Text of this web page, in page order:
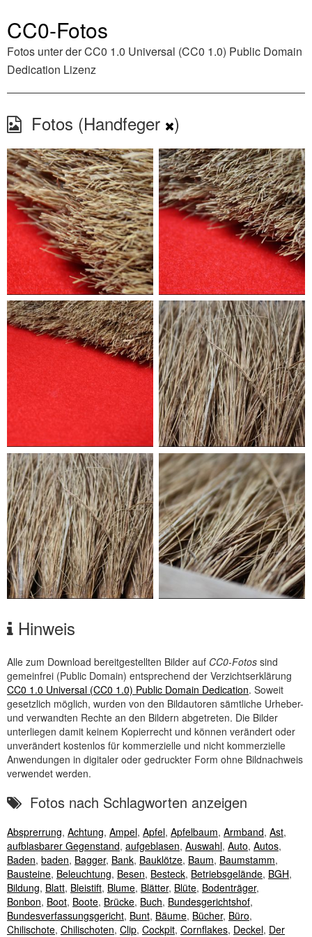
CC0-Fotos
Fotos unter derCC0 1.0 Universal (CC0 1.0) Public Domain
Dedication Lizenz
Fotos (Handfeger )
Hinweis
Alle zum Download bereitgestellten Bilder auf CC0-Fotos sind
gemeinfrei (Public Domain) entsprechend der Verzichtserklärung
CC0 1.0 Universal (CC0 1.0) Public Domain Dedication. Soweit
gesetzlich möglich, wurden von den Bildautoren sämtliche Urheber-
und verwandten Rechte an den Bildern abgetreten. Die Bilder
unterliegen damit keinem Kopierrecht und können verändert oder
unverändert kostenlos für kommerzielle und nicht kommerzielle
Anwendungen in digitaler oder gedruckter Form ohne Bildnachweis
verwendet werden.
Fotos nach Schlagworten anzeigen
Absprerrung, Achtung, Ampel, Apfel, Apfelbaum, Armband, Ast,
aufblasbarer Gegenstand, aufgeblasen, Auswahl, Auto, Autos,
Baden, baden, Bagger, Bank, Bauklötze, Baum, Baumstamm,
Bausteine, Beleuchtung, Besen, Besteck, Betriebsgelände, BGH,
Bildung, Blatt, Bleistift, Blume, Blätter, Blüte, Bodenträger,
Bonbon, Boot, Boote, Brücke, Buch, Bundesgerichtshof,
Bundesverfassungsgericht, Bunt, Bäume, Bücher, Büro,
Chilischote, Chilischoten, Clip, Cockpit, Cornflakes, Deckel, Der